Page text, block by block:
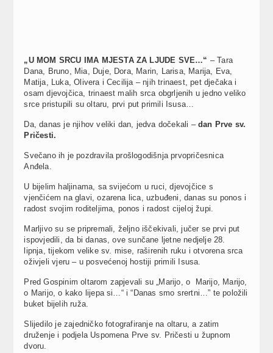
„U MOM SRCU IMA MJESTA ZA LJUDE SVE…“ – Tara
Dana, Bruno, Mia, Duje, Dora, Marin, Larisa, Marija, Eva,
Matija, Luka, Olivera i Cecilija – njih trinaest, pet dječaka i
osam djevojčica, trinaest malih srca obgrljenih u jedno veliko
srce pristupili su oltaru, prvi put primili Isusa…
Da, danas je njihov veliki dan, jedva dočekali – dan Prve sv.
Pričesti.
Svečano ih je pozdravila prošlogodišnja prvopričesnica
Anđela.
U bijelim haljinama, sa svijećom u ruci, djevojčice s
vjenčićem na glavi, ozarena lica, uzbuđeni, danas su ponos i
radost svojim roditeljima, ponos i radost cijeloj župi.
Marljivo su se pripremali, željno iščekivali, jučer se prvi put
ispovjedili, da bi danas, ove sunčane ljetne nedjelje 28.
lipnja, tijekom velike sv. mise, raširenih ruku i otvorena srca
oživjeli vjeru – u posvećenoj hostiji primili Isusa.
Pred Gospinim oltarom zapjevali su „Marijo, o Marijo, Marijo,
o Marijo, o kako lijepa si…“ i “Danas smo srertni…” te položili
buket bijelih ruža.
Slijedilo je zajedničko fotografiranje na oltaru, a zatim
druženje i podjela Uspomena Prve sv. Pričesti u župnom
dvoru.